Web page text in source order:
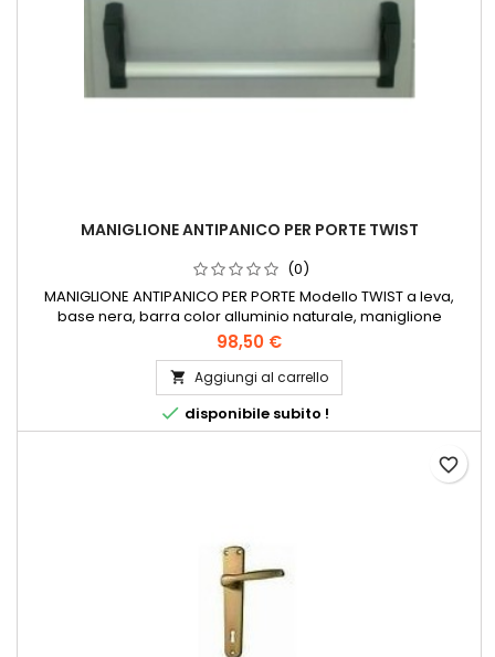
MANIGLIONE ANTIPANICO PER PORTE TWIST
(0)
MANIGLIONE ANTIPANICO PER PORTE Modello TWIST a leva,
base nera, barra color alluminio naturale, maniglione
venduto e usato daanni per il prezzo conveniente, il facile
montaggio, il funzionamento perfetto. Marcato CE
376B1422AA.
98,50 €
 Aggiungi al carrello
 disponibile subito !
favorite_border